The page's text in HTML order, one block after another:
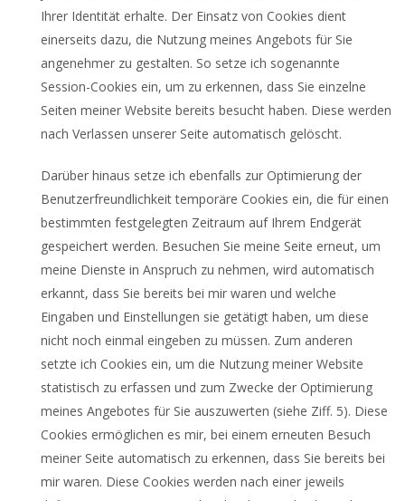
Ihrer Identität erhalte. Der Einsatz von Cookies dient
einerseits dazu, die Nutzung meines Angebots für Sie
angenehmer zu gestalten. So setze ich sogenannte
Session-Cookies ein, um zu erkennen, dass Sie einzelne
Seiten meiner Website bereits besucht haben. Diese werden
nach Verlassen unserer Seite automatisch gelöscht.
Darüber hinaus setze ich ebenfalls zur Optimierung der
Benutzerfreundlichkeit temporäre Cookies ein, die für einen
bestimmten festgelegten Zeitraum auf Ihrem Endgerät
gespeichert werden. Besuchen Sie meine Seite erneut, um
meine Dienste in Anspruch zu nehmen, wird automatisch
erkannt, dass Sie bereits bei mir waren und welche
Eingaben und Einstellungen sie getätigt haben, um diese
nicht noch einmal eingeben zu müssen. Zum anderen
setzte ich Cookies ein, um die Nutzung meiner Website
statistisch zu erfassen und zum Zwecke der Optimierung
meines Angebotes für Sie auszuwerten (siehe Ziff. 5). Diese
Cookies ermöglichen es mir, bei einem erneuten Besuch
meiner Seite automatisch zu erkennen, dass Sie bereits bei
mir waren. Diese Cookies werden nach einer jeweils